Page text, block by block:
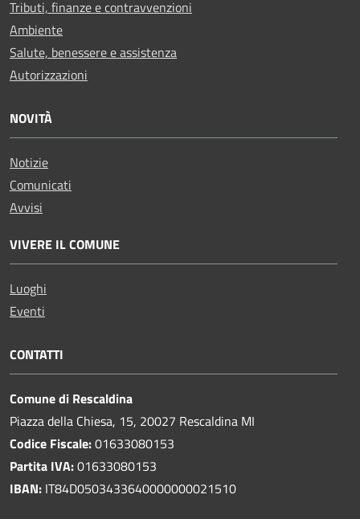
Tributi, finanze e contravvenzioni
Ambiente
Salute, benessere e assistenza
Autorizzazioni
NOVITÀ
Notizie
Comunicati
Avvisi
VIVERE IL COMUNE
Luoghi
Eventi
CONTATTI
Comune di Rescaldina
Piazza della Chiesa, 15, 20027 Rescaldina MI
Codice Fiscale:01633080153
Partita IVA:01633080153
IBAN: IT84D0503433640000000021510